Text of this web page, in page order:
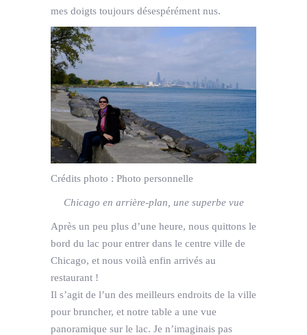
mes doigts toujours désespérément nus.
Crédits photo : Photo personnelle
Chicago en arrière-plan, une superbe vue
Après un peu plus d’une heure, nous quittons le
bord du lac pour entrer dans le centre ville de
Chicago, et nous voilà enfin arrivés au
restaurant !
Il s’agit de l’un des meilleurs endroits de la ville
pour bruncher, et notre table a une vue
panoramique sur le lac. Je n’imaginais pas